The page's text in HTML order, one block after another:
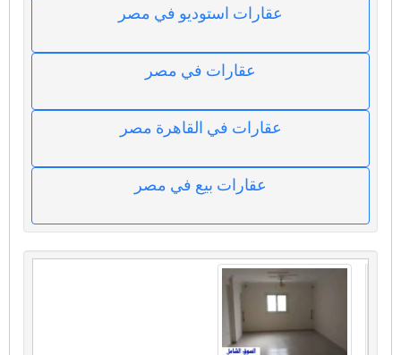
عقارات استوديو في مصر
عقارات في مصر
عقارات في القاهرة مصر
عقارات بيع في مصر